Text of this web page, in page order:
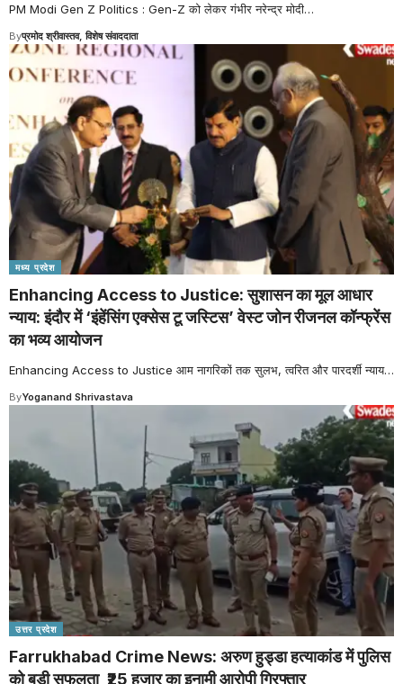
PM Modi Gen Z Politics : Gen-Z को लेकर गंभीर नरेन्द्र मोदी…
Byप्रमोद श्रीवास्तव, विशेष संवाददाता
मध्य प्रदेश
Enhancing Access to Justice: सुशासन का मूल आधार
न्याय: इंदौर में ‘इंहेंसिंग एक्सेस टू जस्टिस’ वेस्ट जोन रीजनल कॉन्फ्रेंस
का भव्य आयोजन
Enhancing Access to Justice आम नागरिकों तक सुलभ, त्वरित और पारदर्शी न्याय…
ByYoganand Shrivastava
उत्तर प्रदेश
Farrukhabad Crime News: अरुण हुड्डा हत्याकांड में पुलिस
को बड़ी सफलता, ₹25 हजार का इनामी आरोपी गिरफ्तार